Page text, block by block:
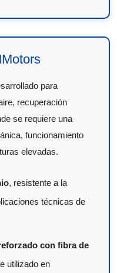
para
recuperación
se requiere una
funcionamiento
elevadas.
, resistente a la
técnicas de
con fibra de
utilizado en